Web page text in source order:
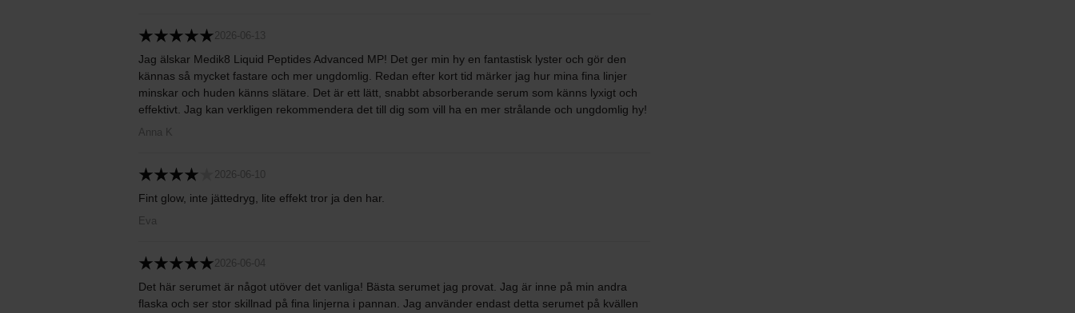
2026-06-13
Jag älskar Medik8 Liquid Peptides Advanced MP! Det ger min hy en fantastisk lyster och gör den
kännas så mycket fastare och mer ungdomlig. Redan efter kort tid märker jag hur mina fina linjer
minskar och huden känns slätare. Det är ett lätt, snabbt absorberande serum som känns lyxigt och
effektivt. Jag kan verkligen rekommendera det till dig som vill ha en mer strålande och ungdomlig hy!
Anna K
2026-06-10
Fint glow, inte jättedryg, lite effekt tror ja den har.
Eva
2026-06-04
Det här serumet är något utöver det vanliga! Bästa serumet jag provat. Jag är inne på min andra
flaska och ser stor skillnad på fina linjerna i pannan. Jag använder endast detta serumet på kvällen